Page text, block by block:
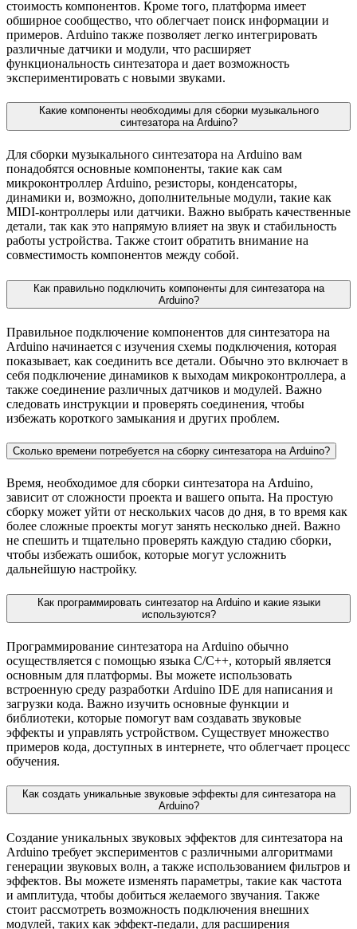
стоимость компонентов. Кроме того, платформа имеет
обширное сообщество, что облегчает поиск информации и
примеров. Arduino также позволяет легко интегрировать
различные датчики и модули, что расширяет
функциональность синтезатора и дает возможность
экспериментировать с новыми звуками.
Какие компоненты необходимы для сборки музыкального
синтезатора на Arduino?
Для сборки музыкального синтезатора на Arduino вам
понадобятся основные компоненты, такие как сам
микроконтроллер Arduino, резисторы, конденсаторы,
динамики и, возможно, дополнительные модули, такие как
MIDI-контроллеры или датчики. Важно выбрать качественные
детали, так как это напрямую влияет на звук и стабильность
работы устройства. Также стоит обратить внимание на
совместимость компонентов между собой.
Как правильно подключить компоненты для синтезатора на
Arduino?
Правильное подключение компонентов для синтезатора на
Arduino начинается с изучения схемы подключения, которая
показывает, как соединить все детали. Обычно это включает в
себя подключение динамиков к выходам микроконтроллера, а
также соединение различных датчиков и модулей. Важно
следовать инструкции и проверять соединения, чтобы
избежать короткого замыкания и других проблем.
Сколько времени потребуется на сборку синтезатора на Arduino?
Время, необходимое для сборки синтезатора на Arduino,
зависит от сложности проекта и вашего опыта. На простую
сборку может уйти от нескольких часов до дня, в то время как
более сложные проекты могут занять несколько дней. Важно
не спешить и тщательно проверять каждую стадию сборки,
чтобы избежать ошибок, которые могут усложнить
дальнейшую настройку.
Как программировать синтезатор на Arduino и какие языки
используются?
Программирование синтезатора на Arduino обычно
осуществляется с помощью языка C/C++, который является
основным для платформы. Вы можете использовать
встроенную среду разработки Arduino IDE для написания и
загрузки кода. Важно изучить основные функции и
библиотеки, которые помогут вам создавать звуковые
эффекты и управлять устройством. Существует множество
примеров кода, доступных в интернете, что облегчает процесс
обучения.
Как создать уникальные звуковые эффекты для синтезатора на
Arduino?
Создание уникальных звуковых эффектов для синтезатора на
Arduino требует экспериментов с различными алгоритмами
генерации звуковых волн, а также использованием фильтров и
эффектов. Вы можете изменять параметры, такие как частота
и амплитуда, чтобы добиться желаемого звучания. Также
стоит рассмотреть возможность подключения внешних
модулей, таких как эффект-педали, для расширения